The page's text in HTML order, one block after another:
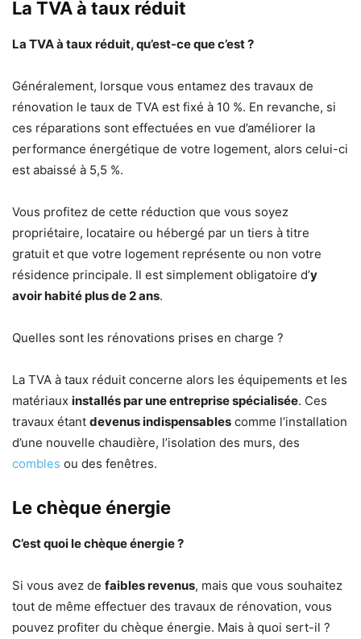
La TVA à taux réduit
La TVA à taux réduit, qu’est-ce que c’est ?
Généralement, lorsque vous entamez des travaux de
rénovation le taux de TVA est fixé à 10 %. En revanche, si
ces réparations sont effectuées en vue d’améliorer la
performance énergétique de votre logement, alors celui-ci
est abaissé à 5,5 %.
Vous profitez de cette réduction que vous soyez
propriétaire, locataire ou hébergé par un tiers à titre
gratuit et que votre logement représente ou non votre
résidence principale. Il est simplement obligatoire d’y
avoir habité plus de 2 ans.
Quelles sont les rénovations prises en charge ?
La TVA à taux réduit concerne alors les équipements et les
matériaux installés par une entreprise spécialisée. Ces
travaux étant devenus indispensables comme l’installation
d’une nouvelle chaudière, l’isolation des murs, des
combles ou des fenêtres.
Le chèque énergie
C’est quoi le chèque énergie ?
Si vous avez de faibles revenus, mais que vous souhaitez
tout de même effectuer des travaux de rénovation, vous
pouvez profiter du chèque énergie. Mais à quoi sert-il ?